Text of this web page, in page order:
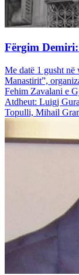
Fërgim
Me datë 1 gusht
Manastirit”,
Fehim Zavalani e
Atdheut: Luigj
Topulli, Mihail